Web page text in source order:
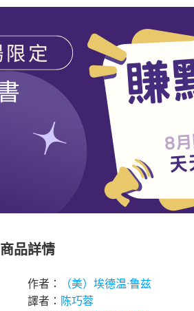
商品詳情
作者：
（美）埃德温·鲁兹
譯者： 陈巧蓉